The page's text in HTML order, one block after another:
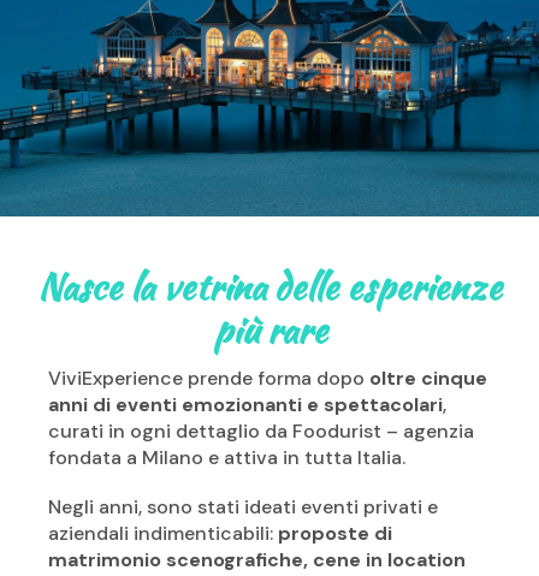
Nasce la vetrina delle esperienze
più rare
ViviExperience prende forma dopo oltre cinque
anni di eventi emozionanti e spettacolari,
curati in ogni dettaglio da Foodurist – agenzia
fondata a Milano e attiva in tutta Italia.
Negli anni, sono stati ideati eventi privati e
aziendali indimenticabili: proposte di
matrimonio scenografiche, cene in location